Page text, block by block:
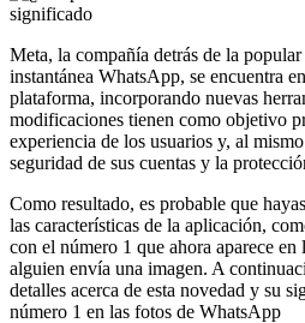
Meta, la compañía detrás de la
instantánea WhatsApp, se encuentra
plataforma, incorporando nuevas
modificaciones tienen como objetivo
experiencia de los usuarios y, al
seguridad de sus cuentas y la
Como resultado, es probable que
las características de la aplicación,
con el número 1 que ahora aparece
alguien envía una imagen. A
detalles acerca de esta novedad y su
número 1 en las fotos de WhatsApp